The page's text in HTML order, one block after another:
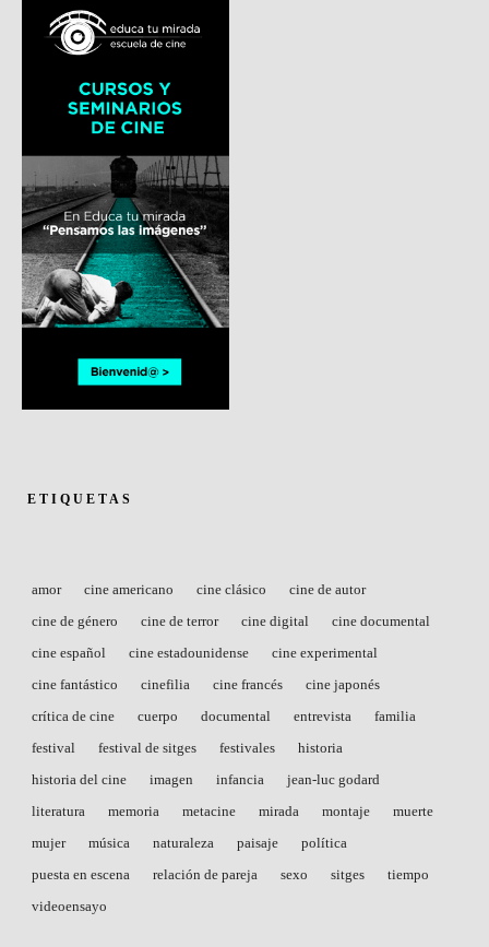
ETIQUETAS
amor cine americano cine clásico
cine de autor
cine de género
cine de terror cine digital
cine documental
cine español
cine estadounidense
cine experimental
cine fantástico
cinefilia cine francés
cine japonés
crítica de cine
cuerpo documental entrevista
familia
festival
festival de sitges festivales
historia
historia del cine
imagen infancia
jean-luc godard
literatura
memoria metacine mirada montaje
muerte
mujer
música naturaleza paisaje
política
puesta en escena
relación de pareja sexo sitges
tiempo
videoensayo